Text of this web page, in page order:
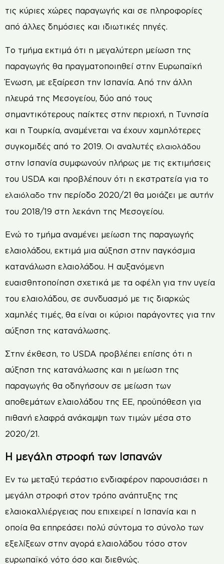
τις κύριες χώρες παραγωγής και σε πληροφορίες
από άλλες δημόσιες και ιδιωτικές πηγές.
Το τμήμα εκτιμά ότι η μεγαλύτερη μείωση της
παραγωγής θα πραγματοποιηθεί στην Ευρωπαϊκή
Ένωση, με εξαίρεση την Ισπανία. Από την άλλη
πλευρά της Μεσογείου, δύο από τους
σημαντικότερους παίκτες στην περιοχή, η Τυνησία
και η Τουρκία, αναμένεται να έχουν χαμηλότερες
συγκομιδές από το 2019. Οι αναλυτές ελαιολάδου
στην Ισπανία συμφωνούν πλήρως με τις εκτιμήσεις
του USDA και προβλέπουν ότι η εκστρατεία για το
ελαιόλαδο την περίοδο 2020/21 θα μοιάζει με αυτήν
του 2018/19 στη λεκάνη της Μεσογείου.
Ενώ το τμήμα αναμένει μείωση της παραγωγής
ελαιολάδου, εκτιμά μια αύξηση στην παγκόσμια
κατανάλωση ελαιολάδου. Η αυξανόμενη
ευαισθητοποίηση σχετικά με τα οφέλη για την υγεία
του ελαιολάδου, σε συνδυασμό με τις διαρκώς
χαμηλές τιμές, θα είναι οι κύριοι παράγοντες για την
αύξηση της κατανάλωσης.
Στην έκθεση, το USDA προβλέπει επίσης ότι η
αύξηση της κατανάλωσης και η μείωση της
παραγωγής θα οδηγήσουν σε μείωση των
αποθεμάτων ελαιολάδου της ΕΕ, προϋπόθεση για
πιθανή ελαφρά ανάκαμψη των τιμών μέσα στο
2020/21.
Η μεγάλη στροφή των Ισπανών
Εν τω μεταξύ τεράστιο ενδιαφέρον παρουσιάσει η
μεγάλη στροφή στον τρόπο ανάπτυξης της
ελαιοκαλλιέργειας που επιχειρεί η Ισπανία και η
οποία θα επηρεάσει πολύ σύντομα το σύνολο των
εξελίξεων στην αγορά ελαιολάδου τόσο στον
ευρωπαϊκό νότο όσο και διεθνώς.